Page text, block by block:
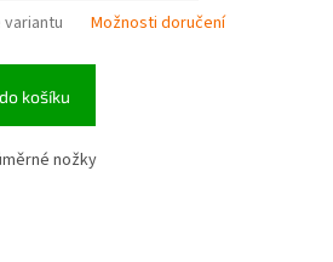
Možnosti doručení
košíku
nožky